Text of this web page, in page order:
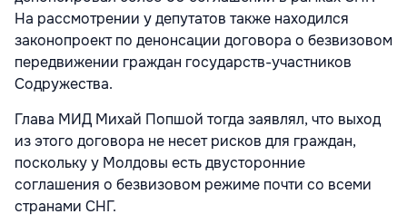
На рассмотрении у депутатов также находился
законопроект по денонсации договора о безвизовом
передвижении граждан государств-участников
Содружества.
Глава МИД Михай Попшой тогда заявлял, что выход
из этого договора не несет рисков для граждан,
поскольку у Молдовы есть двусторонние
соглашения о безвизовом режиме почти со всеми
странами СНГ.